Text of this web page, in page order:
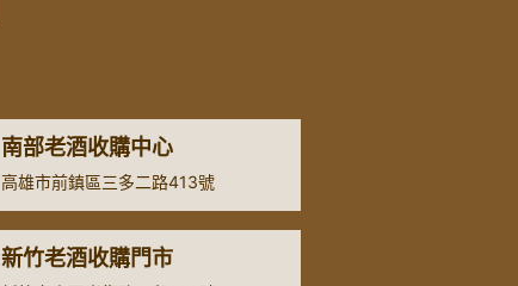
南部老酒收購中心
高雄市前鎮區三多二路413號
新竹老酒收購門市